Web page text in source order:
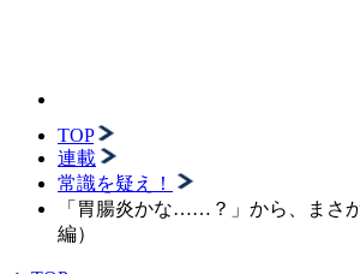
TOP
連載
常識を疑え！
「胃腸炎かな……？」から、まさ
編）